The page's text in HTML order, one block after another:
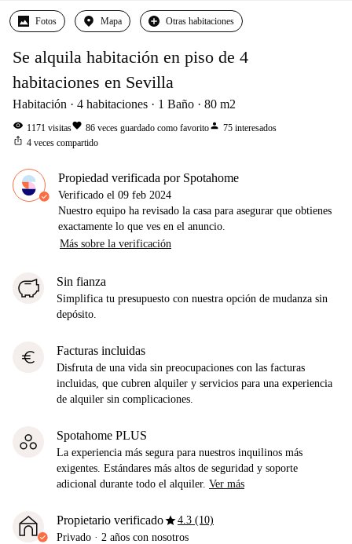
Fotos Mapa Otras habitaciones
Se alquila habitación en piso de 4
habitaciones en Sevilla
Habitación 4 habitaciones 1 Baño 80 m2
visibility 1171 visitasfavorite 86 veces guardado como favoritoperson 75 interesados
ios_share 4 veces compartido
Propiedad verificada por Spotahome
Verificado el 09 feb 2024
Nuestro equipo ha revisado la casa para asegurar que obtienes
exactamente lo que ves en el anuncio.
Más sobre la verificación
Sin fianza
Simplifica tu presupuesto con nuestra opción de mudanza sin
depósito.
euro Facturas incluidas
Disfruta de una vida sin preocupaciones con las facturas
incluidas, que cubren alquiler y servicios para una experiencia
de alquiler sin complicaciones.
Spotahome PLUS
La experiencia más segura para nuestros inquilinos más
exigentes. Estándares más altos de seguridad y soporte
adicional durante todo el alquiler. Ver más
Propietario verificadostar4.3 (10)
Privado · 2 años con nosotros